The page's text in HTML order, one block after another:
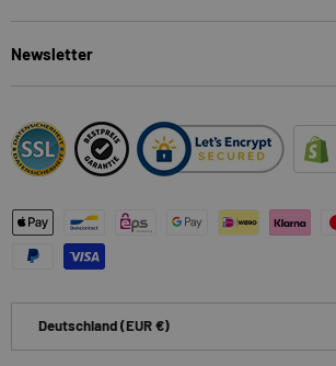
Newsletter
Zahlungsmethoden
Deutschland (EUR €)